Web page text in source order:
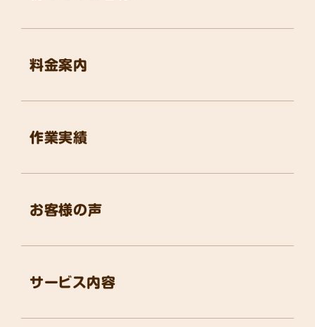
料金案内
作業実績
お客様の声
サービス内容